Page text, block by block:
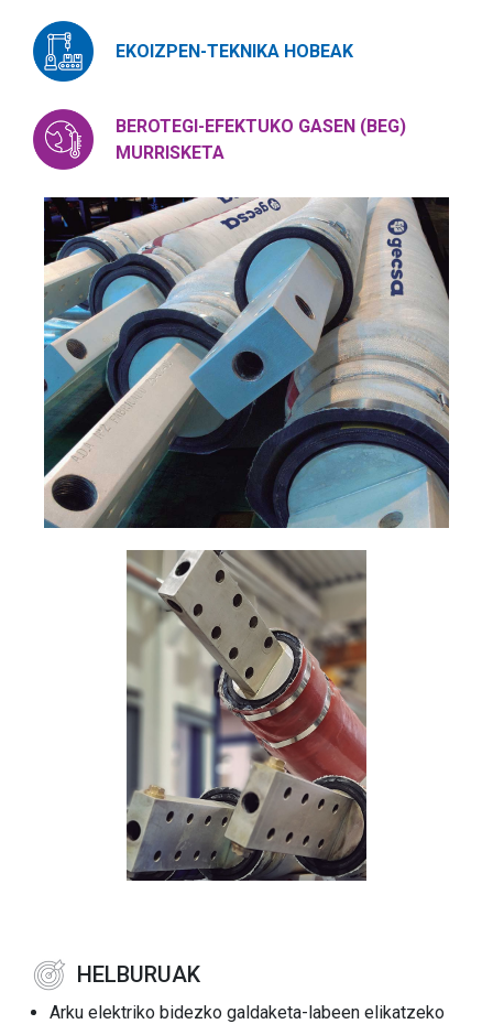
EKOIZPEN-TEKNIKA HOBEAK
BEROTEGI-EFEKTUKO GASEN (BEG)
MURRISKETA
HELBURUAK
Arku elektriko bidezko galdaketa-labeen elikatzeko